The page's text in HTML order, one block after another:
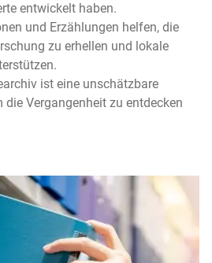
entwickelt haben.
und Erzählungen helfen, die
zu erhellen und lokale
ist eine unschätzbare
die Vergangenheit zu entdecken